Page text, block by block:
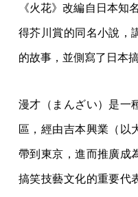
《火花》改編自日本知
得芥川賞的同名小說，
的故事，並側寫了日本
漫才（まんざい）是一
區，經由吉本興業（以
帶到東京，進而推廣成
搞笑技藝文化的重要代